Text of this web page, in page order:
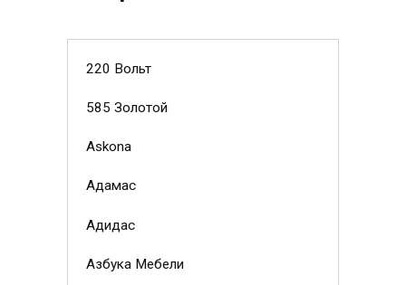
220 Вольт
585 Золотой
Askona
Адамас
Адидас
Азбука Мебели